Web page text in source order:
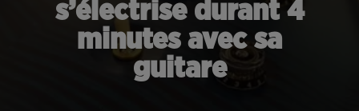
s’électrise durant 4
minutes avec sa
guitare